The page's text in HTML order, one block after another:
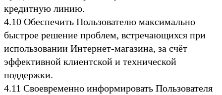
кредитную линию.
4.10 Обеспечить Пользователю максимально
быстрое решение проблем, встречающихся при
использовании Интернет-магазина, за счёт
эффективной клиентской и технической
поддержки.
4.11 Своевременно информировать Пользователя